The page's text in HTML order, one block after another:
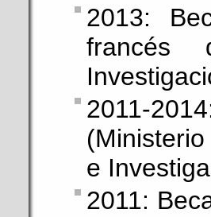
2013:
francés
2011-
e
2011: